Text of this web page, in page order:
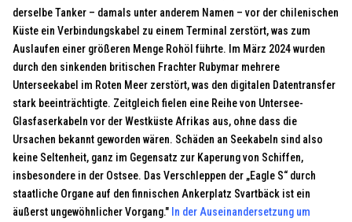
derselbe Tanker – damals unter anderem Namen – vor der chilenischen
Küste ein Verbindungskabel zu einem Terminal zerstört, was zum
Auslaufen einer größeren Menge Rohöl führte. Im März 2024 wurden
durch den sinkenden britischen Frachter Rubymar mehrere
Unterseekabel im Roten Meer zerstört, was den digitalen Datentransfer
stark beeinträchtigte. Zeitgleich fielen eine Reihe von Untersee-
Glasfaserkabeln vor der Westküste Afrikas aus, ohne dass die
Ursachen bekannt geworden wären. Schäden an Seekabeln sind also
keine Seltenheit, ganz im Gegensatz zur Kaperung von Schiffen,
insbesondere in der Ostsee. Das Verschleppen der „Eagle S“ durch
staatliche Organe auf den finnischen Ankerplatz Svartbäck ist ein
äußerst ungewöhnlicher Vorgang." In der Auseinandersetzung um